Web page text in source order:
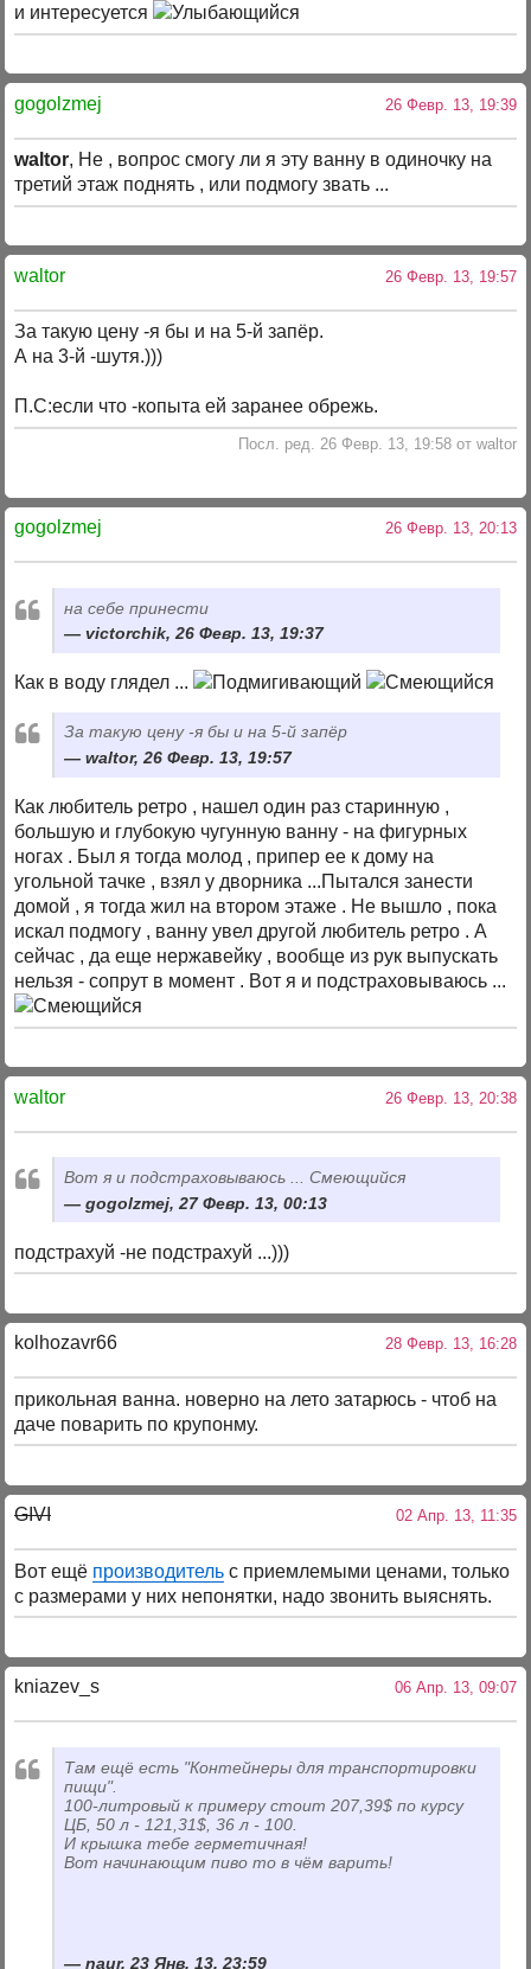
и интересуется
gogolzmej 26 Февр. 13, 19:39
waltor, Не , вопрос смогу ли я эту ванну в одиночку на
третий этаж поднять , или подмогу звать ...
waltor 26 Февр. 13, 19:57
За такую цену -я бы и на 5-й запёр.
А на 3-й -шутя.)))
П.С:если что -копыта ей заранее обрежь.
Посл. ред. 26 Февр. 13, 19:58 от waltor
gogolzmej 26 Февр. 13, 20:13
на себе принести
victorchik, 26 Февр. 13, 19:37
Как в воду глядел ...
За такую цену -я бы и на 5-й запёр
waltor, 26 Февр. 13, 19:57
Как любитель ретро , нашел один раз старинную ,
большую и глубокую чугунную ванну - на фигурных
ногах . Был я тогда молод , припер ее к дому на
угольной тачке , взял у дворника ...Пытался занести
домой , я тогда жил на втором этаже . Не вышло , пока
искал подмогу , ванну увел другой любитель ретро . А
сейчас , да еще нержавейку , вообще из рук выпускать
нельзя - сопрут в момент . Вот я и подстраховываюсь ...
waltor 26 Февр. 13, 20:38
Вот я и подстраховываюсь ... Смеющийся
gogolzmej, 27 Февр. 13, 00:13
подстрахуй -не подстрахуй ...)))
kolhozavr66 28 Февр. 13, 16:28
прикольная ванна. новерно на лето затарюсь - чтоб на
даче поварить по крупонму.
GIVI 02 Апр. 13, 11:35
Вот ещё производитель с приемлемыми ценами, только
с размерами у них непонятки, надо звонить выяснять.
kniazev_s 06 Апр. 13, 09:07
Там ещё есть "Контейнеры для транспортировки
пищи".
100-литровый к примеру стоит 207,39$ по курсу
ЦБ, 50 л - 121,31$, 36 л - 100.
И крышка тебе герметичная!
Вот начинающим пиво то в чём варить!
naur, 23 Янв. 13, 23:59